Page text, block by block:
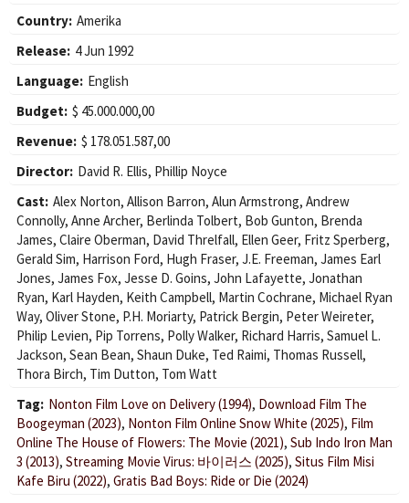
Country: Amerika
Release: 4 Jun 1992
Language: English
Budget: $ 45.000.000,00
Revenue: $ 178.051.587,00
Director: David R. Ellis, Phillip Noyce
Cast: Alex Norton, Allison Barron, Alun Armstrong, Andrew
Connolly, Anne Archer, Berlinda Tolbert, Bob Gunton, Brenda
James, Claire Oberman, David Threlfall, Ellen Geer, Fritz Sperberg,
Gerald Sim, Harrison Ford, Hugh Fraser, J.E. Freeman, James Earl
Jones, James Fox, Jesse D. Goins, John Lafayette, Jonathan
Ryan, Karl Hayden, Keith Campbell, Martin Cochrane, Michael Ryan
Way, Oliver Stone, P.H. Moriarty, Patrick Bergin, Peter Weireter,
Philip Levien, Pip Torrens, Polly Walker, Richard Harris, Samuel L.
Jackson, Sean Bean, Shaun Duke, Ted Raimi, Thomas Russell,
Thora Birch, Tim Dutton, Tom Watt
Tag: Nonton Film Love on Delivery (1994), Download Film The
Boogeyman (2023), Nonton Film Online Snow White (2025), Film
Online The House of Flowers: The Movie (2021), Sub Indo Iron Man
3 (2013), Streaming Movie Virus: 바이러스 (2025), Situs Film Misi
Kafe Biru (2022), Gratis Bad Boys: Ride or Die (2024)